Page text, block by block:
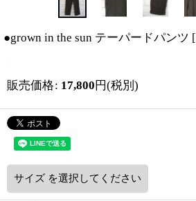
●grown in the sun テーパードパンツ [
販売価格: 17,800 円(税別)
サイズ を選択してください